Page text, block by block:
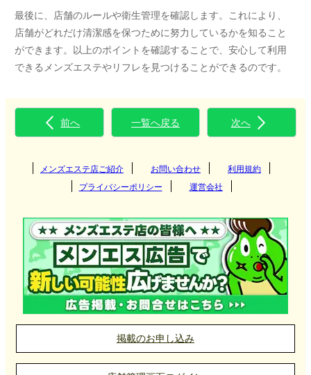
最後に、店舗のルールや衛生管理を確認します。これにより、
店舗がどれだけ清潔感を保つために努力しているかを知ること
ができます。以上のポイントを確認することで、安心して利用
できるメンズエステやリフレを見つけることができるのです。
前へ 一覧へ戻る 次へ
メンズエステ店ご紹介 お問い合わせ
利用規約
プライバシーポリシー
運営会社
掲載のお申し込み